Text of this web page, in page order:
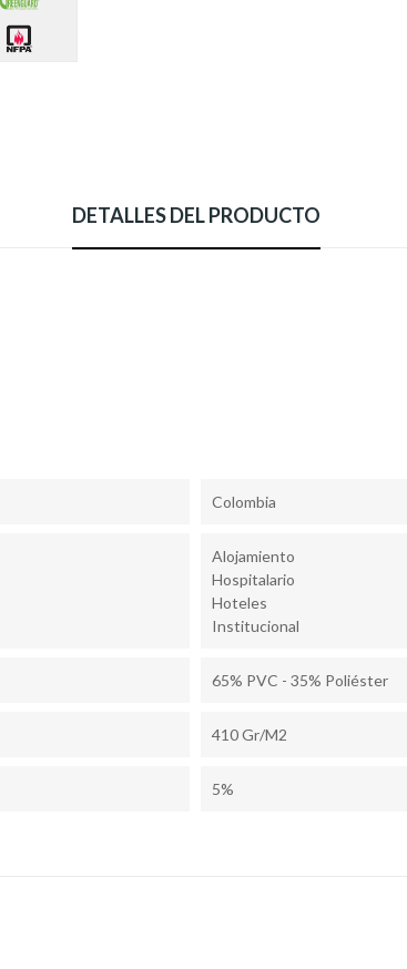
DETALLES DEL PRODUCTO
Colombia
Alojamiento
Hospitalario
Hoteles
Institucional
65% PVC - 35% Poliéster
410 Gr/m2
5%